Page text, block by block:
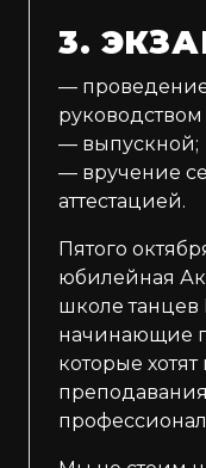
3.
— проведение
руководством
— выпускной;
— вручение
аттестацией.
Пятого
юбилейная
школе танцев
начинающие
которые